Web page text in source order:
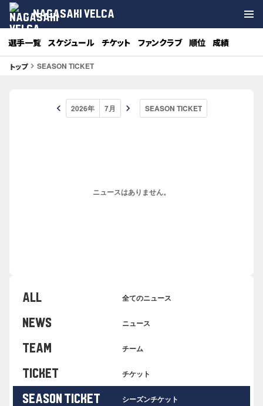
NAGASAKI VELCA
選手一覧 スケジュール チケット ファンクラブ 順位 成績
トップkeyboard_arrow_right SEASON TICKET
keyboard_arrow_left keyboard_arrow_right
ニュースはありません。
ALL 全てのニュース
NEWS ニュース
TEAM チーム
TICKET チケット
SEASON TICKET シーズンチケット